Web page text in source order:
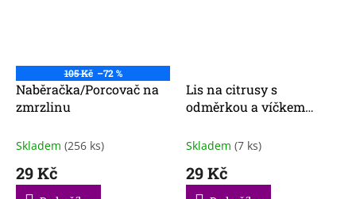
105 Kč –72 %
Naběračka/Porcovač na
zmrzlinu
Skladem (256 ks)
29 Kč
Lis na citrusy s
odměrkou a víčkem
Skladem (7 ks)
29 Kč